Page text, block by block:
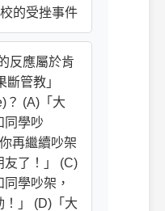
的受挫事件
反應屬於肯
管教」
？ (A)「大
同學吵
再繼續吵架
友了！」 (C)
同學吵架，
！」 (D)「大